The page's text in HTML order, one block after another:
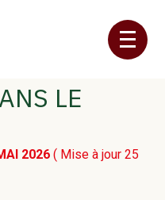
LE
2026 ( Mise à jour 25